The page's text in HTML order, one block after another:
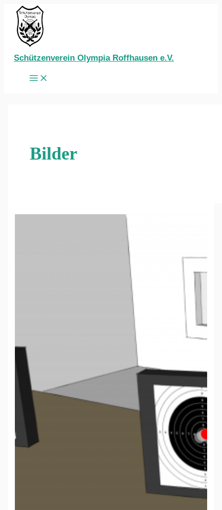
Zum
Inhalt
springen
Schützenverein Olympia Roffhausen e.V.
Main
Menu
Bilder